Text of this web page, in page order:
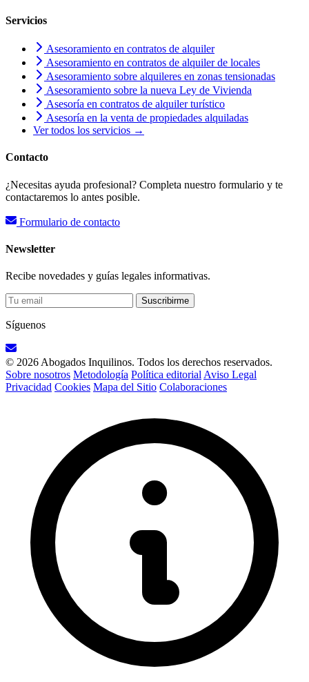
Servicios
Asesoramiento en contratos de alquiler
Asesoramiento en contratos de alquiler de locales
Asesoramiento sobre alquileres en zonas tensionadas
Asesoramiento sobre la nueva Ley de Vivienda
Asesoría en contratos de alquiler turístico
Asesoría en la venta de propiedades alquiladas
Ver todos los servicios →
Contacto
¿Necesitas ayuda profesional? Completa nuestro formulario y te
contactaremos lo antes posible.
Formulario de contacto
Newsletter
Recibe novedades y guías legales informativas.
Suscribirme
Síguenos
© 2026 Abogados Inquilinos. Todos los derechos reservados.
Sobre nosotros Metodología Política editorial Aviso Legal
Privacidad Cookies Mapa del Sitio Colaboraciones